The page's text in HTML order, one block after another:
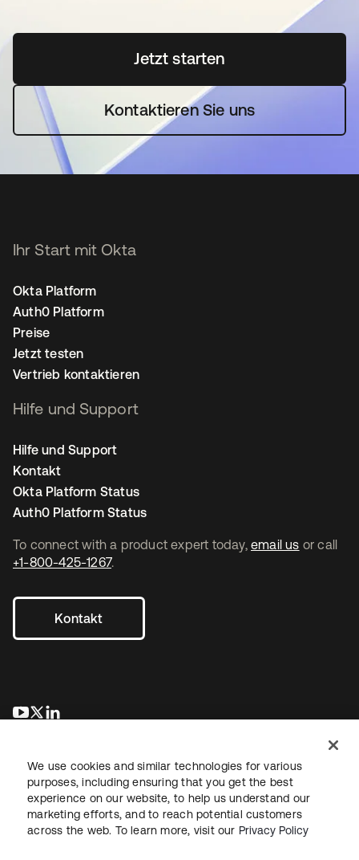
Jetzt startenwird in einer neuen
Kontaktieren Sie uns
To connect with a product expert today, email us or call
+1-800-425-1267.
Kontakt
wird in einer neuen Registerkarte geöffnet
wird in einer neuen Registerkarte geöffnet
Ihr Start mit Okta
Okta Platform
Auth0 Platform
Preise
Jetzt testen
Vertrieb kontaktieren
Hilfe und Support
Hilfe und Support
Kontakt
Okta Platform Status
Auth0 Platform Status
RechtDatenschutzrichtlinieNutzungsbedingungenSicherheit
We use cookies and similar technologies for various
purposes, including ensuring that you get the best
experience on our website, to help us understand our
marketing efforts, and to reach potential customers
across the web. To learn more, visit our Privacy Policy